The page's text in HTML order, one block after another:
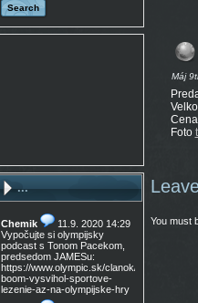
...
Chemik
11.9. 2020 14:29
Vypočujte si olympijsky
podcast s Tonom Pacekom,
predsedom JAMESu:
https://www.olympic.sk/clanok/celosvetovy-
boom-vysvihol-sportove-
lezenie-az-na-olympijske-hry
Máj
Foto
You must